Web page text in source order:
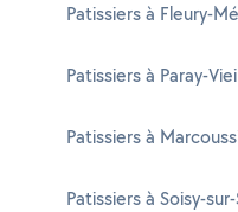
Patissiers à Fleury-
Patissiers à Paray-
Patissiers à
Patissiers à Soisy-